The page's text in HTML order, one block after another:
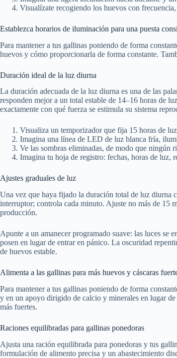
Visualízate recogiendo los huevos con
Establezca horarios de iluminación para una puesta
Para mantener a tus gallinas poniendo de forma
huevos y cómo proporcionarla de forma constante.
Duración ideal de la luz diurna
La duración adecuada de la luz diurna es una de las
responden mejor a un total estable de 14–16 horas de
exactamente con qué fuerza se estimula su sistema
Visualiza un temporizador que fija 15 horas de
Imagina una línea de LED de luz blanca fría,
Ve las sombras eliminadas, de modo que ningún
Imagina tu hoja de registro: fechas, horas de luz,
Ajustes graduales de luz
Una vez que haya fijado la duración total de luz diurna
interruptor; controla cada minuto. Ajuste no más de 15
producción.
Apunte a un amanecer programado suave: las luces se
posen en lugar de entrar en pánico. La oscuridad
de huevos estable.
Alimenta a las gallinas para más huevos y cáscaras
Para mantener a tus gallinas poniendo de forma
y en un apoyo dirigido de calcio y minerales en lugar
más fuertes.
Raciones equilibradas para gallinas ponedoras
Ajusta una ración equilibrada para ponedoras y tus
formulación de alimento precisa y un abastecimiento